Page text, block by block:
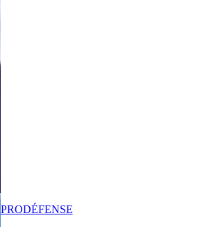
PRODÉFENSE